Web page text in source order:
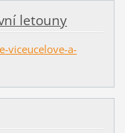
letouny
viceucelove-a-